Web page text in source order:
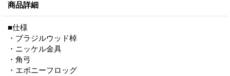
商品詳細
■仕様
・ブラジルウッド棹
・ニッケル金具
・角弓
・エボニーフロッグ